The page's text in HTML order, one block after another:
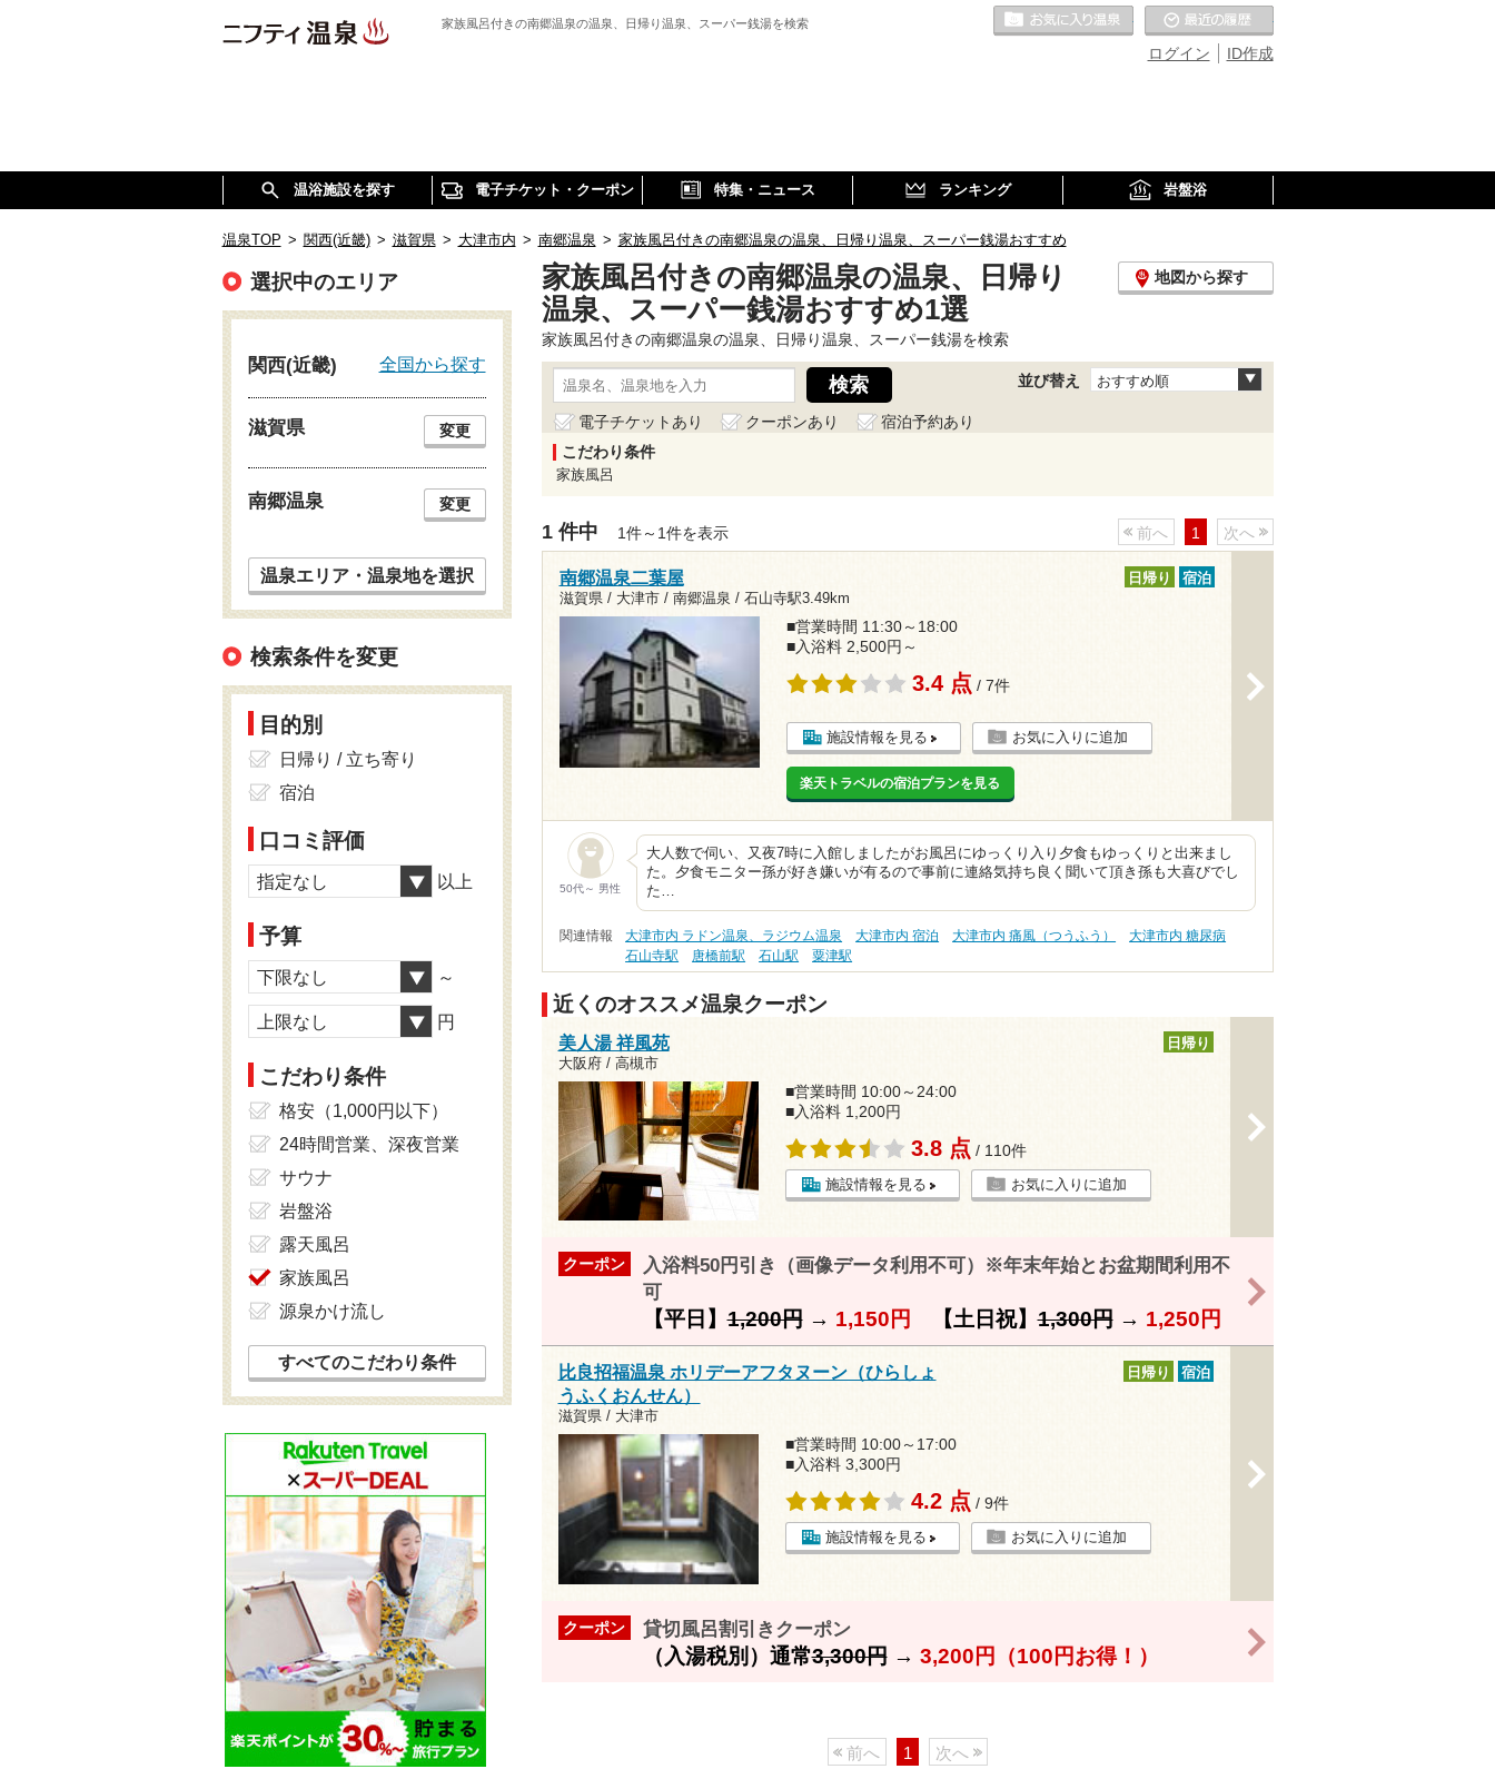
家族風呂付きの南郷温泉の温泉、日帰り温泉、スーパー銭湯を検索
ID作成
ログイン
お気に入りの温泉
温浴施設を探す 電子チケット・クーポン 特集・ニュース ランキング 岩盤浴
温泉TOP > 関西(近畿) > 滋賀県 > 大津市内 > 南郷温泉 > 家族風呂付きの南郷温泉の温泉、日帰り温泉、スーパー銭湯おすすめ
家族風呂付きの南郷温泉の温泉、日帰り
温泉、スーパー銭湯おすすめ1選
地図から探す
家族風呂付きの南郷温泉の温泉、日帰り温泉、スーパー銭湯を検索
並び替え おすすめ順
電子チケットあり クーポンあり
宿泊予約あり
こだわり条件
家族風呂
1 件中 1件～1件を表示 前へ 1 次へ
南郷温泉二葉屋
滋賀県 / 大津市 / 南郷温泉 / 石山寺駅3.49km
日帰り 宿泊
■営業時間 11:30～18:00
■入浴料 2,500円～
3.4 点 / 7件
施設情報を見る お気に入りに追加
楽天トラベルの宿泊プランを見る
50代～ 男性
大人数で伺い、又夜7時に入館しましたがお風呂にゆっくり入り夕食もゆっくりと出来まし
た。夕食モニター孫が好き嫌いが有るので事前に連絡気持ち良く聞いて頂き孫も大喜びでし
た…
関連情報 大津市内 ラドン温泉、ラジウム温泉 大津市内 宿泊 大津市内 痛風（つうふう）
大津市内 糖尿病
石山寺駅
唐橋前駅 石山駅 粟津駅
近くのオススメ温泉クーポン
美人湯 祥風苑
大阪府 / 高槻市
日帰り
■営業時間 10:00～24:00
■入浴料 1,200円
3.8 点 / 110件
施設情報を見る お気に入りに追加
クーポン
入浴料50円引き（画像データ利用不可）※年末年始とお盆期間利用不
可
【平日】1,200円→ 1,150円 【土日祝】1,300円→ 1,250円
比良招福温泉 ホリデーアフタヌーン（ひらしょ
うふくおんせん）
滋賀県 / 大津市
日帰り 宿泊
■営業時間 10:00～17:00
■入浴料 3,300円
4.2 点 / 9件
施設情報を見る お気に入りに追加
クーポン 貸切風呂割引きクーポン
（入湯税別）通常3,300円→ 3,200円（100円お得！）
前へ 1 次へ
選択中のエリア
関西(近畿) 全国から探す
滋賀県 変更
南郷温泉 変更
温泉エリア・温泉地を選択
検索条件を変更
目的別
日帰り / 立ち寄り
宿泊
口コミ評価
指定なし 以上
予算
下限なし ～
上限なし 円
こだわり条件
格安（1,000円以下）
24時間営業、深夜営業
サウナ
岩盤浴
露天風呂
家族風呂
源泉かけ流し
すべてのこだわり条件